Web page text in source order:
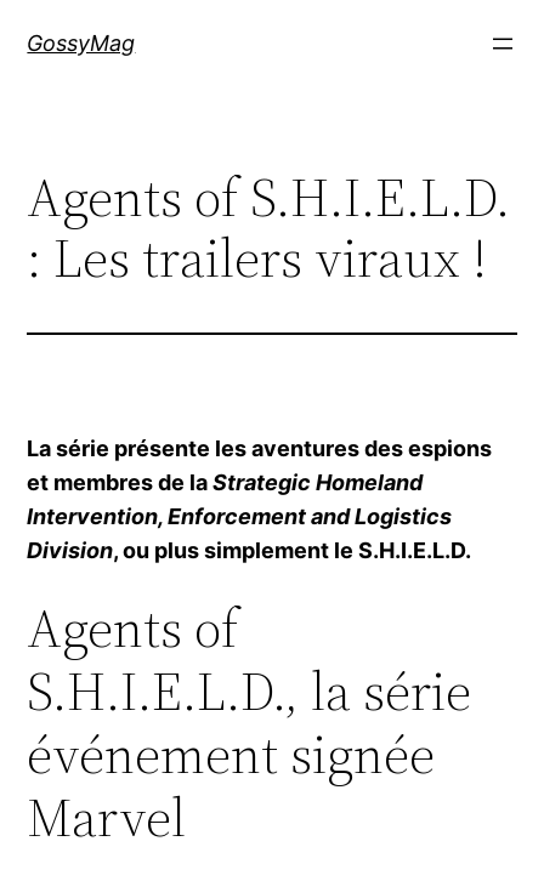
GossyMag
Agents of S.H.I.E.L.D.
: Les trailers viraux !
La série présente les aventures des espions
et membres de laStrategic Homeland
Intervention, Enforcement and Logistics
Division, ou plus simplement le S.H.I.E.L.D.
Agents of
S.H.I.E.L.D., la série
événement signée
Marvel